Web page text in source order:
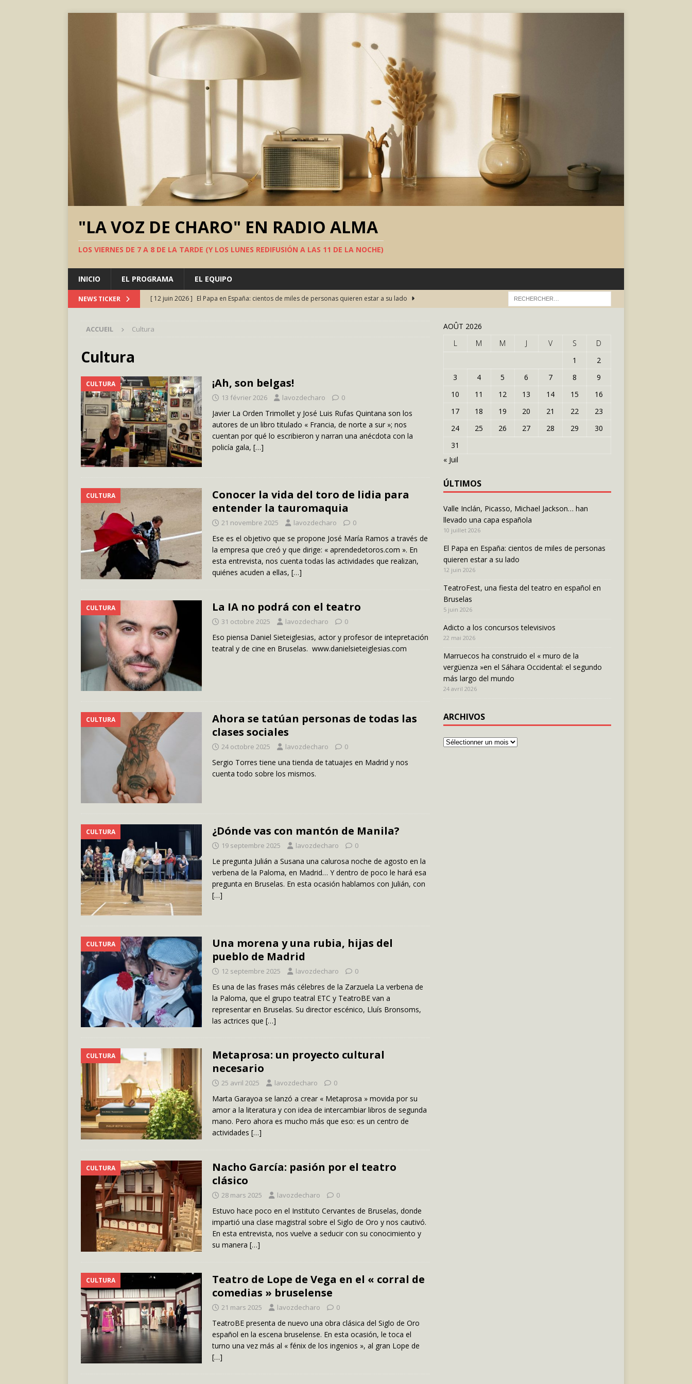
"LA VOZ DE CHARO" EN RADIO ALMA
LOS VIERNES DE 7 A 8 DE LA TARDE (Y LOS LUNES REDIFUSIÓN A LAS 11 DE LA NOCHE)
INICIO EL PROGRAMA EL EQUIPO
NEWS TICKER [ 5 juin 2026 ] TeatroFest, una fiesta del teatro en español en Bruselas
TEATRO
[ 24 avril 2026 ]
ESPAÑA
[ 12 juin 2026 ] El Papa en España: cientos de miles de personas quieren estar a su lado
AMOR Y FÉ
ACCUEIL Cultura
Cultura
CULTURA ¡Ah, son belgas!
13 février 2026 lavozdecharo 0
Javier La Orden Trimollet y José Luis Rufas Quintana son los
autores de un libro titulado « Francia, de norte a sur »; nos
cuentan por qué lo escribieron y narran una anécdota con la
policía gala, […]
CULTURA
Conocer la vida del toro de lidia para
entender la tauromaquia
21 novembre 2025 lavozdecharo 0
Ese es el objetivo que se propone José María Ramos a través de
la empresa que creó y que dirige: « aprendedetoros.com ». En
esta entrevista, nos cuenta todas las actividades que realizan,
quiénes acuden a ellas, […]
CULTURA La IA no podrá con el teatro
31 octobre 2025 lavozdecharo 0
Eso piensa Daniel Sieteiglesias, actor y profesor de intepretación
teatral y de cine en Bruselas. www.danielsieteiglesias.com
CULTURA
Ahora se tatúan personas de todas las
clases sociales
24 octobre 2025 lavozdecharo 0
Sergio Torres tiene una tienda de tatuajes en Madrid y nos
cuenta todo sobre los mismos.
CULTURA ¿Dónde vas con mantón de Manila?
19 septembre 2025 lavozdecharo 0
Le pregunta Julián a Susana una calurosa noche de agosto en la
verbena de la Paloma, en Madrid… Y dentro de poco le hará esa
pregunta en Bruselas. En esta ocasión hablamos con Julián, con
[…]
CULTURA
Una morena y una rubia, hijas del
pueblo de Madrid
12 septembre 2025 lavozdecharo 0
Es una de las frases más célebres de la Zarzuela La verbena de
la Paloma, que el grupo teatral ETC y TeatroBE van a
representar en Bruselas. Su director escénico, Lluís Bronsoms,
las actrices que […]
CULTURA
Metaprosa: un proyecto cultural
necesario
25 avril 2025 lavozdecharo 0
Marta Garayoa se lanzó a crear « Metaprosa » movida por su
amor a la literatura y con idea de intercambiar libros de segunda
mano. Pero ahora es mucho más que eso: es un centro de
actividades […]
CULTURA
Nacho García: pasión por el teatro
clásico
28 mars 2025 lavozdecharo 0
Estuvo hace poco en el Instituto Cervantes de Bruselas, donde
impartió una clase magistral sobre el Siglo de Oro y nos cautivó.
En esta entrevista, nos vuelve a seducir con su conocimiento y
su manera […]
CULTURA
Teatro de Lope de Vega en el « corral de
comedias » bruselense
21 mars 2025 lavozdecharo 0
TeatroBE presenta de nuevo una obra clásica del Siglo de Oro
español en la escena bruselense. En esta ocasión, le toca el
turno una vez más al « fénix de los ingenios », al gran Lope de
[…]
AOÛT 2026
L
M M J V S
D
1
2
3
4 5 6 7 8
9
10
11 12 13 14 15
16
17
18 19 20 21 22
23
24
25 26 27 28 29
30
31
« Juil
ÚLTIMOS
Valle Inclán, Picasso, Michael Jackson… han
llevado una capa española
10 juillet 2026
El Papa en España: cientos de miles de personas
quieren estar a su lado
12 juin 2026
TeatroFest, una fiesta del teatro en español en
Bruselas
5 juin 2026
Adicto a los concursos televisivos
22 mai 2026
Marruecos ha construido el « muro de la
vergüenza »en el Sáhara Occidental: el segundo
más largo del mundo
24 avril 2026
ARCHIVOS